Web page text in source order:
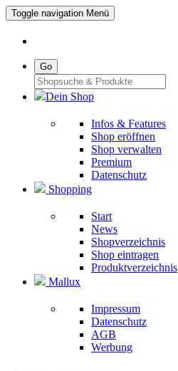
Toggle navigation Menü
Go
Dein Shop
Infos & Features
Shop eröffnen
Shop verwalten
Premium
Datenschutz
Shopping
Start
News
Shopverzeichnis
Shop eintragen
Produktverzeichnis
Mallux
Impressum
Datenschutz
AGB
Werbung